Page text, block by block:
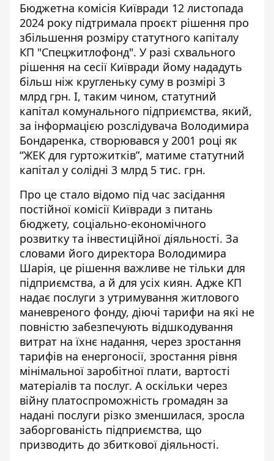
Бюджетна комісія Київради 12 листопада
2024 року підтримала проєкт рішення про
збільшення розміру статутного капіталу
КП "Спецжитлофонд". У разі схвального
рішення на сесії Київради йому нададуть
більш ніж кругленьку суму в розмірі 3
млрд грн. І, таким чином, статутний
капітал комунального підприємства, який,
за інформацією розслідувача Володимира
Бондаренка, створювався у 2001 році як
“ЖЕК для гуртожитків”, матиме статутний
капітал у солідні 3 млрд 5 тис. грн.
Про це стало відомо під час засідання
постійної комісії Київради з питань
бюджету, соціально-економічного
розвитку та інвестиційної діяльності. За
словами його директора Володимира
Шарія, це рішення важливе не тільки для
підприємства, а й для усіх киян. Адже КП
надає послуги з утримування житлового
маневреного фонду, діючі тарифи на які не
повністю забезпечують відшкодування
витрат на їхнє надання, через зростання
тарифів на енергоносії, зростання рівня
мінімальної заробітної плати, вартості
матеріалів та послуг. А оскільки через
війну платоспроможність громадян за
надані послуги різко зменшилася, зросла
заборгованість підприємства, що
призводить до збиткової діяльності.